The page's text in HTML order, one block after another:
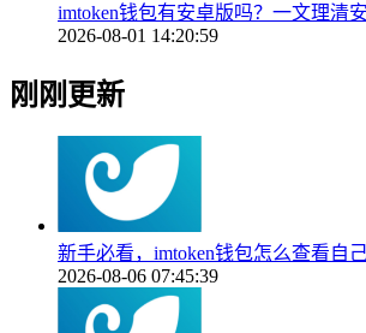
imtoken钱包有安卓版吗？一文理清
2026-08-01 14:20:59
刚刚更新
新手必看，imtoken钱包怎么查看自
2026-08-06 07:45:39